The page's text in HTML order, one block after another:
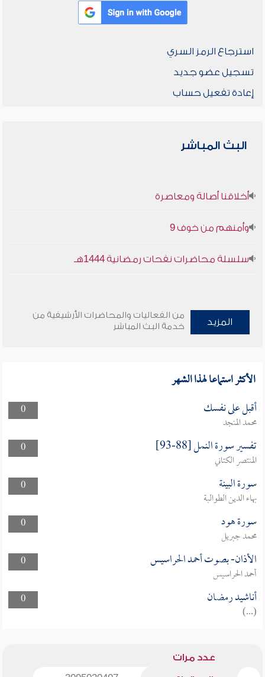
استرجاع الرمز السري
تسجيل عضو جديد
إعادة تفعيل حساب
البث المباشر
أخلاقنا أصالة ومعاصرة
وأمنهم من خوف 9
سلسلة محاضرات نفحات رمضانية 1444هـ
المزيد
من الفعاليات والمحاضرات الأرشيفية من
خدمة البث المباشر
الأكثر استماعا لهذا الشهر
0 أقبل على نفسك
محمد المنجد
0
تفسير سورة النمل [88-93]
المنتصر الكتاني
0
سورة البينة
بهاء الدين الطوالبة
0
سورة هود
محمد جبريل
0
الأذان- بصوت أحمد الحراسيس
أحمد الحراسيس
0
أناشيد رمضان
(...)
عدد مرات